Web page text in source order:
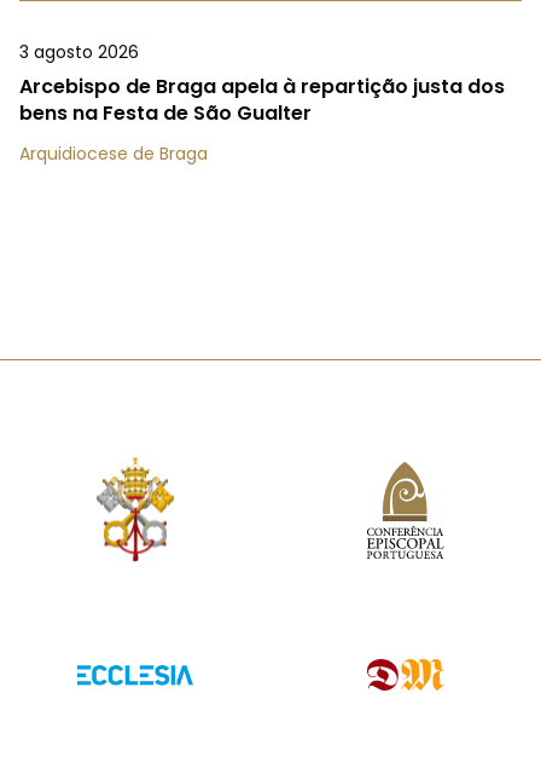
3 agosto 2026
Arcebispo de Braga apela à repartição justa dos
bens na Festa de São Gualter
Arquidiocese de Braga